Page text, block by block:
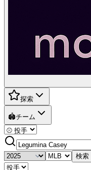
探索
🏟️チーム
検索